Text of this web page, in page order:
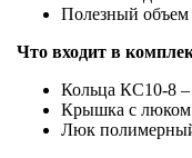
Полезный
Что входит в
Кольца КС10-8
Крышка с
Люк